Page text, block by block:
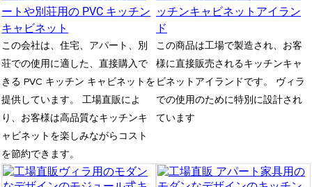
ートや別荘用の PVC キッチン
キャビネット
この会社は、住宅、アパート、別
荘での使用に適した、直接購入で
きる PVC キッチン キャビネットを
提供しています。 工場直販によ
り、お客様は高品質なキッチンキ
ャビネットを楽しみながらコスト
を節約できます。
ッチンキャビネットアイラン
ド
この商品は工場で製造され、お客
様に直接販売されるキッチンキャ
ビネットアイランドです。 ヴィラ
での使用のために特別に設計され
ています